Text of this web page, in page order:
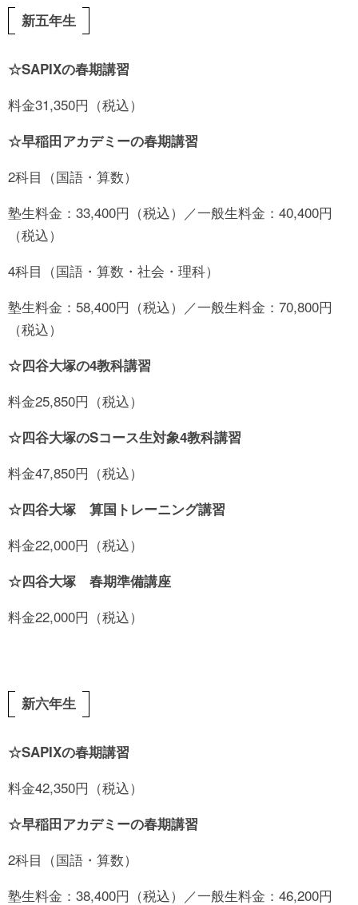
新五年生
☆SAPIXの春期講習
料金31,350円（税込）
☆早稲田アカデミーの春期講習
2科目（国語・算数）
塾生料金：33,400円（税込）／一般生料金：40,400円
（税込）
4科目（国語・算数・社会・理科）
塾生料金：58,400円（税込）／一般生料金：70,800円
（税込）
☆四谷大塚の4教科講習
料金25,850円（税込）
☆四谷大塚のSコース生対象4教科講習
料金47,850円（税込）
☆四谷大塚 算国トレーニング講習
料金22,000円（税込）
☆四谷大塚 春期準備講座
料金22,000円（税込）
新六年生
☆SAPIXの春期講習
料金42,350円（税込）
☆早稲田アカデミーの春期講習
2科目（国語・算数）
塾生料金：38,400円（税込）／一般生料金：46,200円